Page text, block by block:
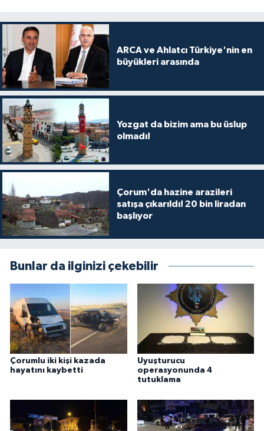
ARCA ve Ahlatcı Türkiye'nin en
büyükleri arasında
Yozgat da bizim ama bu üslup
olmadı!
Çorum'da hazine arazileri
satışa çıkarıldı! 20 bin liradan
başlıyor
Bunlar da ilginizi çekebilir
Çorumlu iki kişi kazada
hayatını kaybetti
Uyuşturucu
operasyonunda 4
tutuklama